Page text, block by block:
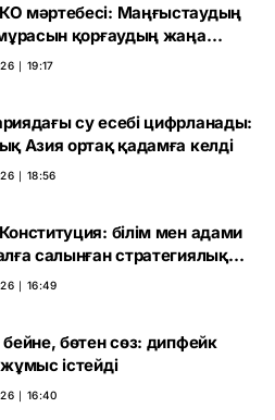
мәртебесі: Маңғыстаудың
қорғаудың жаңа
басталды
∣ 19:17
су есебі цифрланады:
Азия ортақ қадамға келді
∣ 18:56
білім мен адами
салынған стратегиялық
∣ 16:49
бөтен сөз: дипфейк
істейді
∣ 16:40